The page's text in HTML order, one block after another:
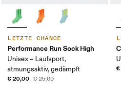
LETZTE CHANCE
Performance Run Sock High
Unisex – Laufsport,
atmungsaktiv, gedämpft
€ 20,00 € 25,00
€